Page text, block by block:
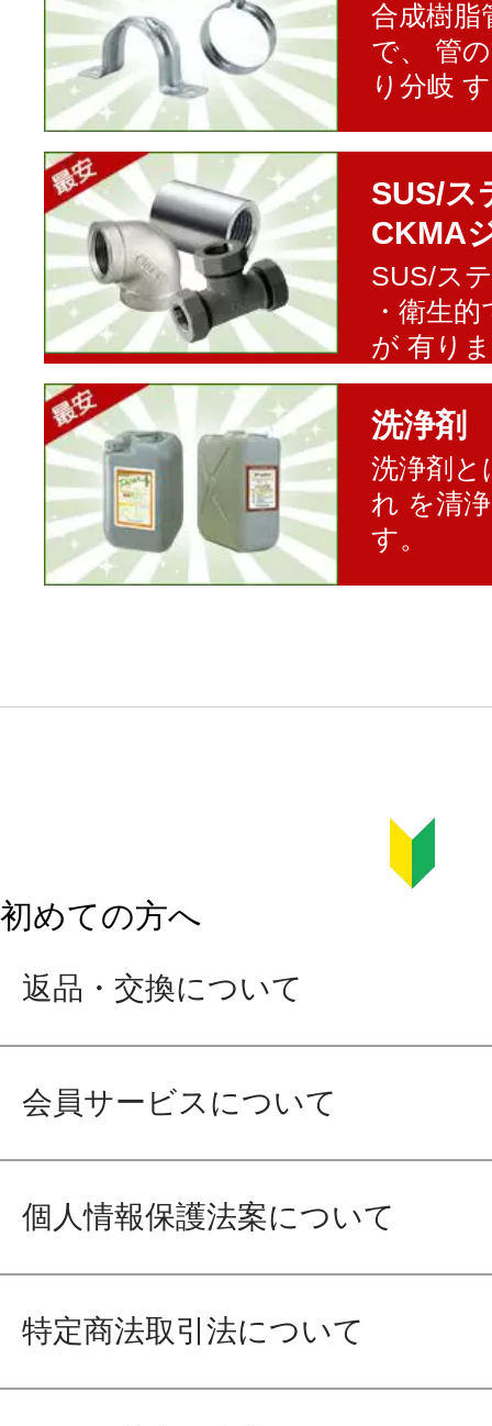
合成樹脂
で、 管
り分岐
SUS/ス
CKMA
SUS/ス
・衛生
が 有り
洗浄剤
洗浄剤と
れ を清
す。
初めての方へ
返品・交換について
会員サービスについて
個人情報保護法案について
特定商法取引法について